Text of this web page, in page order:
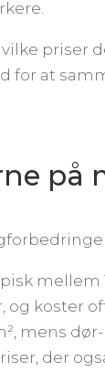
priser
for at
på
mellem
koster
mens
der